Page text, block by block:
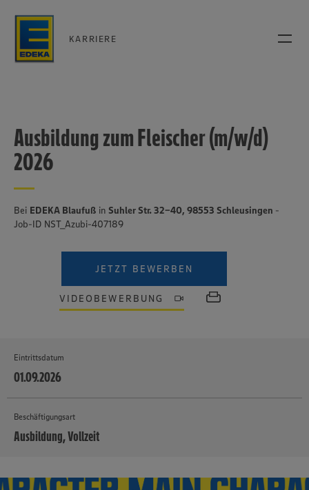
KARRIERE
Ausbildung zum Fleischer (m/w/d)
2026
Bei EDEKA Blaufuß in Suhler Str. 32-40, 98553 Schleusingen -
Job-ID NST_Azubi-407189
JETZT BEWERBEN
VIDEOBEWERBUNG
Eintrittsdatum
01.09.2026
Beschäftigungsart
Ausbildung, Vollzeit